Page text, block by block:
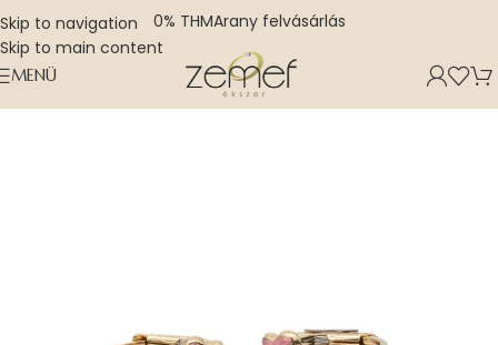
Skip to navigation
Skip to main content
0% THMArany felvásárlás
MENÜ